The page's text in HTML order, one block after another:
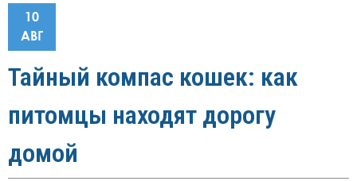
10
АВГ
Тайный компас кошек: как
питомцы находят дорогу
домой